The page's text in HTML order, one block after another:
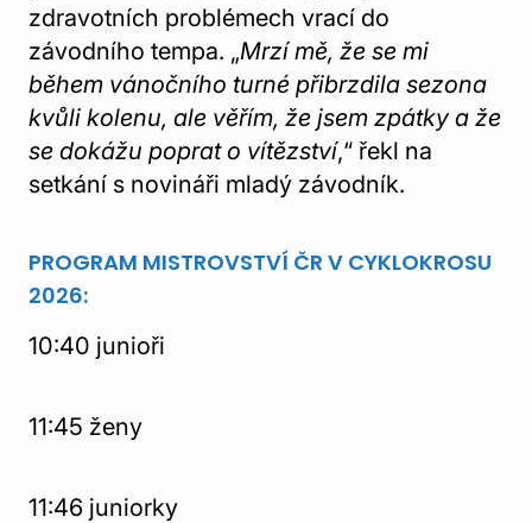
zdravotních problémech vrací do
závodního tempa. „Mrzí mě, že se mi
během vánočního turné přibrzdila sezona
kvůli kolenu, ale věřím, že jsem zpátky a že
se dokážu poprat o vítězství,“ řekl na
setkání s novináři mladý závodník.
PROGRAM MISTROVSTVÍ ČR V CYKLOKROSU
2026:
10:40 junioři
11:45 ženy
11:46 juniorky